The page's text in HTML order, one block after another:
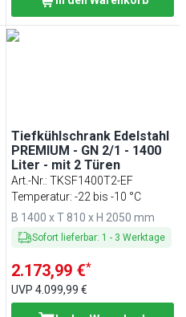
Tiefkühlschrank Edelstahl
PREMIUM - GN 2/1 - 1400
Liter - mit 2 Türen
Art.-Nr.:TKSF1400T2-EF
Temperatur: -22 bis -10 °C
B 1400 x T 810 x H 2050 mm
Sofort lieferbar: 1 - 3 Werktage
2.173,99 €*
UVP4.099,99 €